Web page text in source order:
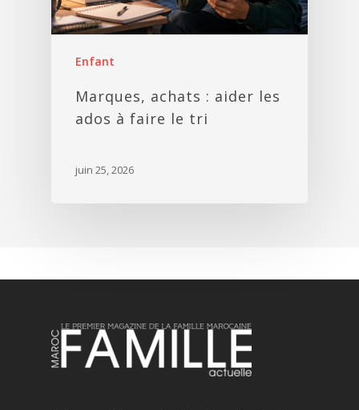
Enfant
Marques, achats : aider les
ados à faire le tri
juin 25, 2026